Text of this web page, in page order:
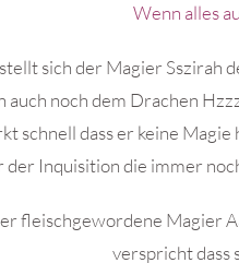
Wenn alles
sich der Magier Sszirah
auch noch dem Drachen
schnell dass er keine
der Inquisition die immer
fleischgewordene Magier
verspricht dass